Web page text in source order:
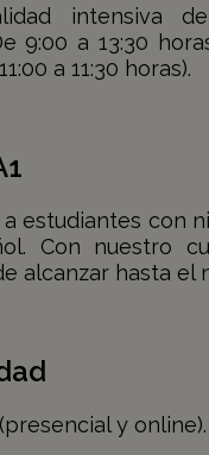
intensiva
9:00 a 13:30
a 11:30 horas).
estudiantes con
Con nuestro
alcanzar hasta el
y online).